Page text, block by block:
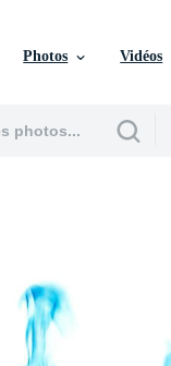
Photos Vidéos